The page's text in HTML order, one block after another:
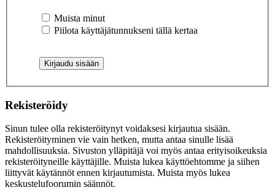
Muista minut
Piilota käyttäjätunnukseni tällä kertaa
Rekisteröidy
Sinun tulee olla rekisteröitynyt voidaksesi kirjautua sisään.
Rekisteröityminen vie vain hetken, mutta antaa sinulle lisää
mahdollisuuksia. Sivuston ylläpitäjä voi myös antaa erityisoikeuksia
rekisteröityneille käyttäjille. Muista lukea käyttöehtomme ja siihen
liittyvät käytännöt ennen kirjautumista. Muista myös lukea
keskustelufoorumin säännöt.